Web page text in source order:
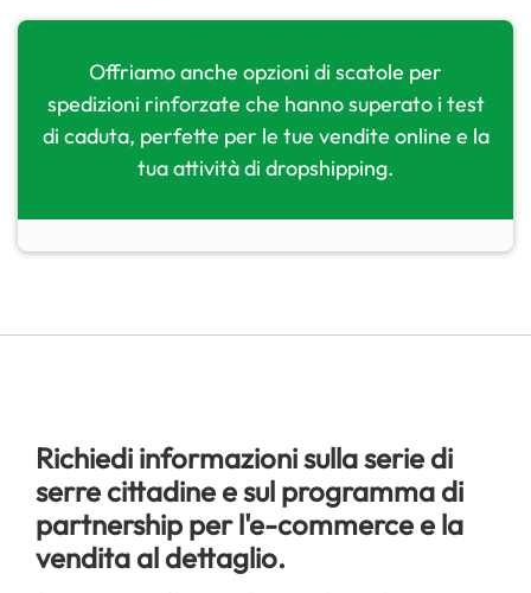
Offriamo anche opzioni di scatole per
spedizioni rinforzate che hanno superato i test
di caduta, perfette per le tue vendite online e la
tua attività di dropshipping.
Richiedi informazioni sulla serie di
serre cittadine e sul programma di
partnership per l'e-commerce e la
vendita al dettaglio.